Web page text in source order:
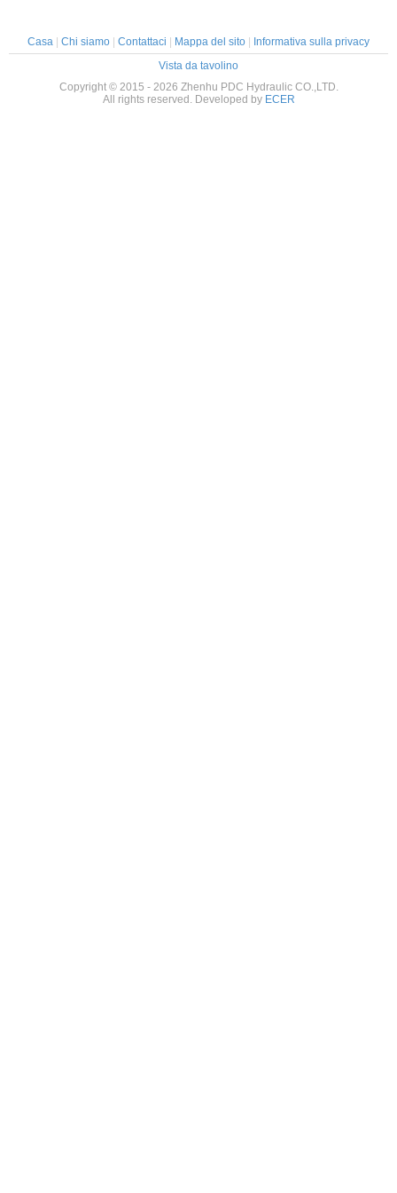
Casa | Chi siamo | Contattaci | Mappa del sito | Informativa sulla privacy
Vista da tavolino
Copyright © 2015 - 2026 Zhenhu PDC Hydraulic CO.,LTD.
All rights reserved. Developed by ECER